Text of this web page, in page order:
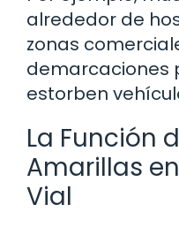
alrededor de
zonas
demarcaciones
estorben
La Función
Amarillas
Vial